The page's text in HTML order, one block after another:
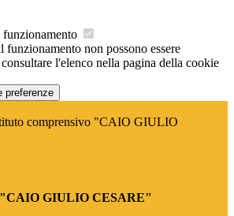
funzionamento
funzionamento non possono essere
l'elenco nella pagina della cookie
preferenze
comprensivo "CAIO GIULIO
"CAIO GIULIO CESARE"